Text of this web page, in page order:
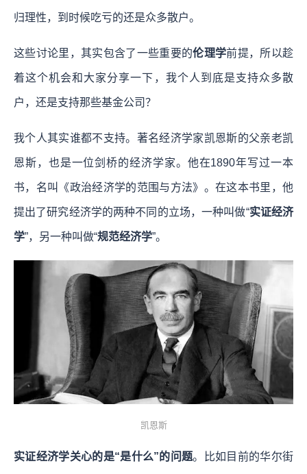
归理性，到时候吃亏的还是众多散户。
这些讨论里，其实包含了一些重要的伦理学前提，所以趁
着这个机会和大家分享一下，我个人到底是支持众多散
户，还是支持那些基金公司？
我个人其实谁都不支持。著名经济学家凯恩斯的父亲老凯
恩斯，也是一位剑桥的经济学家。他在1890年写过一本
书，名叫《政治经济学的范围与方法》。在这本书里，他
提出了研究经济学的两种不同的立场，一种叫做“实证经济
学”，另一种叫做“规范经济学”。
凯恩斯
实证经济学关心的是“是什么”的问题。比如目前的华尔街